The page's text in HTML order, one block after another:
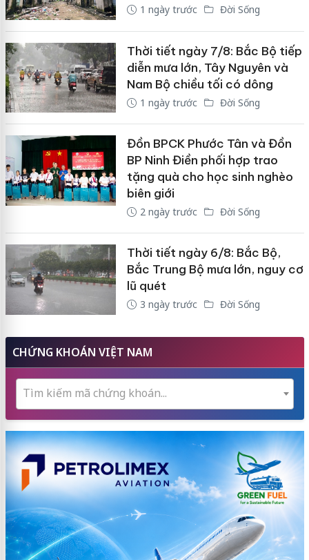
1 ngày trước Đời Sống
Thời tiết ngày 7/8: Bắc Bộ tiếp
diễn mưa lớn, Tây Nguyên và
Nam Bộ chiều tối có dông
1 ngày trước Đời Sống
Đồn BPCK Phước Tân và Đồn
BP Ninh Điền phối hợp trao
tặng quà cho học sinh nghèo
biên giới
2 ngày trước Đời Sống
Thời tiết ngày 6/8: Bắc Bộ,
Bắc Trung Bộ mưa lớn, nguy cơ
lũ quét
3 ngày trước Đời Sống
CHỨNG KHOÁN VIỆT NAM
Tìm kiếm mã chứng khoán...